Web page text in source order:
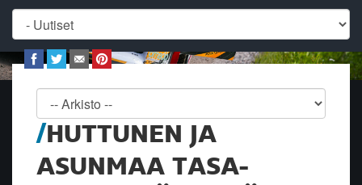
HUTTUNEN JA
ASUNMAA TASA-